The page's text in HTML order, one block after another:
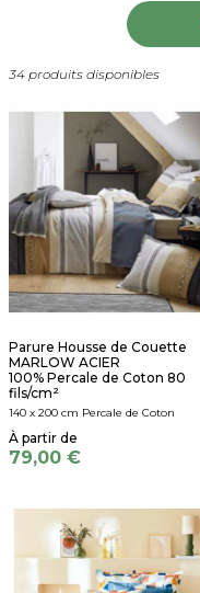
34 produits disponibles
Parure Housse de Couette
MARLOW ACIER
100% Percale de Coton 80
fils/cm²
140 x 200 cm Percale de Coton
79,00 €